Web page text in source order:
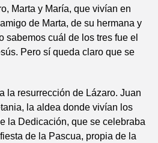
Marta y María, que vivían en
de Marta, de su hermana y
sabemos cuál de los tres fue el
Pero sí queda claro que se
la resurrección de Lázaro. Juan
la aldea donde vivían los
la Dedicación, que se celebraba
de la Pascua, propia de la